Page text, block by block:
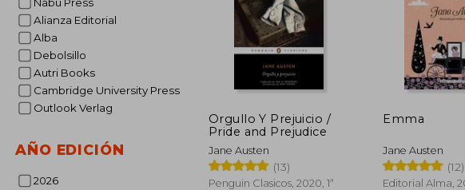
Alianza Editorial
Alba
Debolsillo
Autri Books
Cambridge University Press
Outlook Verlag
AÑO EDICIÓN
2026
45%
dcto. $ 12.94
Orgullo Y Prejuicio /
Pride and Prejudice
Jane Austen
(13)
Penguin Clasicos, 2020, 1ª
Emma
Jane Austen
(12)
Editorial Alma,